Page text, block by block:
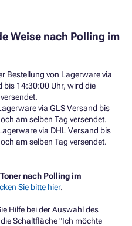
Weise nach Polling im
Bestellung von Lagerware via
bis 14:30:00 Uhr, wird die
via GLS Versand bis
am selben Tag versendet.
via DHL Versand bis
am selben Tag versendet.
nach Polling im
Sie bitte hier.
Hilfe bei der Auswahl des
Schaltfläche "Ich möchte